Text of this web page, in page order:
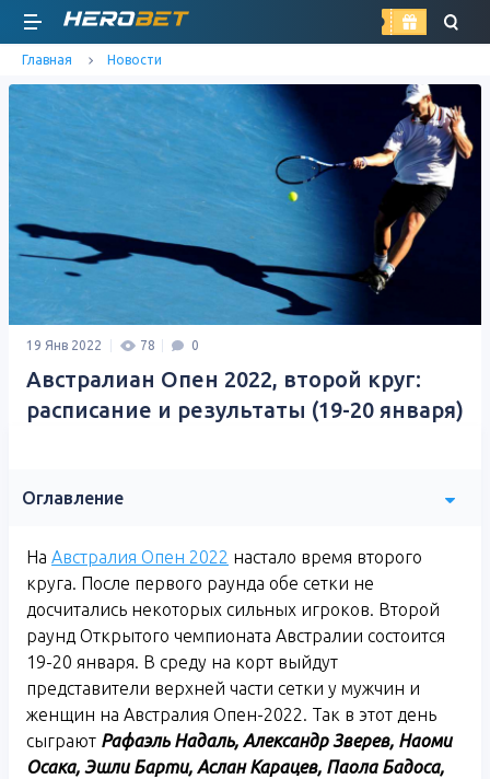
найти
Главная Новости
19 Янв 2022 78 0
Австралиан Опен 2022, второй круг:
расписание и результаты (19-20 января)
Оглавление
На Австралия Опен 2022 настало время второго
круга. После первого раунда обе сетки не
досчитались некоторых сильных игроков. Второй
раунд Открытого чемпионата Австралии состоится
19-20 января. В среду на корт выйдут
представители верхней части сетки у мужчин и
женщин на Австралия Опен-2022. Так в этот день
сыграют Рафаэль Надаль, Александр Зверев, Наоми
Осака, Эшли Барти, Аслан Карацев, Паола Бадоса,